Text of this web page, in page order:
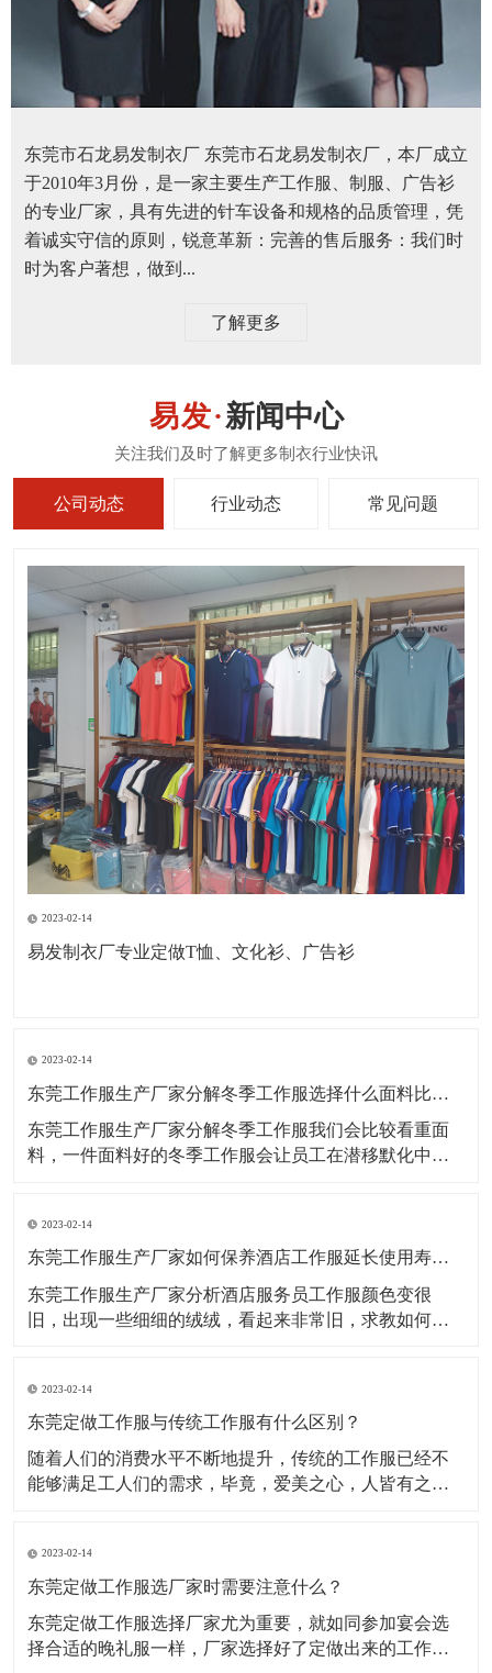
东莞市石龙易发制衣厂 东莞市石龙易发制衣厂，本厂成立
于2010年3月份，是一家主要生产工作服、制服、广告衫
的专业厂家，具有先进的针车设备和规格的品质管理，凭
着诚实守信的原则，锐意革新：完善的售后服务：我们时
时为客户著想，做到...
了解更多
新闻中心
公司动态 行业动态 常见问题
2023-02-14
易发制衣厂专业定做T恤、文化衫、广告衫
2023-02-14
东莞工作服生产厂家分解冬季工作服选择什么面料比较好？
东莞工作服生产厂家分解冬季工作服我们会比较看重面
料，一件面料好的冬季工作服会让员工在潜移默化中更
一般有混纺和交织两种分类做法，优点是抗皱性好，不
易变形;缺点是容易起毛，加上两次染色，面料手感偏
硬。手感柔
2023-02-14
东莞工作服生产厂家如何保养酒店工作服延长使用寿命？
东莞工作服生产厂家分析酒店服务员工作服颜色变很
旧，出现一些细细的绒绒，看起来非常旧，求教如何洗
汗、具有一定的防静电、阻燃，对人体无害，棉染色性
能好，而且有颜色棉酒店服务员工作服，深但色的相对
比较褪色较
2023-02-14
东莞定做工作服与传统工作服有什么区别？
随着人们的消费水平不断地提升，传统的工作服已经不
能够满足工人们的需求，毕竟，爱美之心，人皆有之。
个工作服市场更加有竞争力。此外，在我们的印象中，
80或者90年代的工人穿着的工作服装，往往给我们印象
就是“土
2023-02-14
东莞定做工作服选厂家时需要注意什么？
东莞定做工作服选择厂家尤为重要，就如同参加宴会选
择合适的晚礼服一样，厂家选择好了定做出来的工作服